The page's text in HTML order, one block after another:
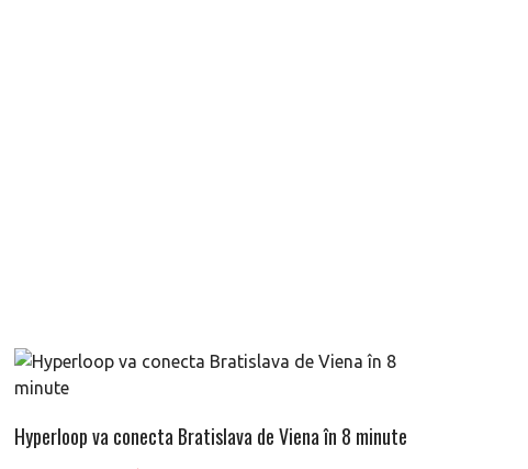
Hyperloop va conecta Bratislava de Viena în 8 minute